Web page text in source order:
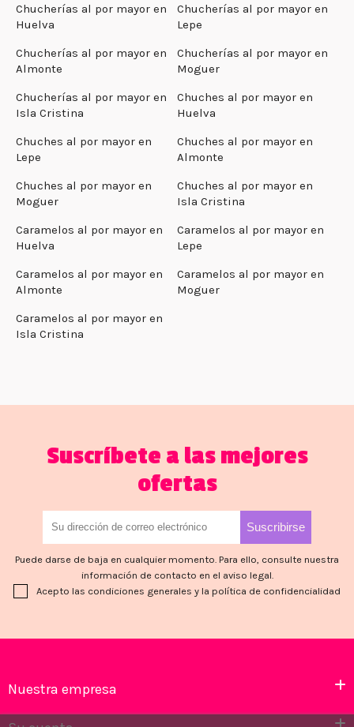
Chucherías al por mayor en
Huelva
Chucherías al por mayor en
Lepe
Chucherías al por mayor en
Almonte
Chucherías al por mayor en
Moguer
Chucherías al por mayor en
Isla Cristina
Chuches al por mayor en
Huelva
Chuches al por mayor en
Lepe
Chuches al por mayor en
Almonte
Chuches al por mayor en
Moguer
Chuches al por mayor en
Isla Cristina
Caramelos al por mayor en
Huelva
Caramelos al por mayor en
Lepe
Caramelos al por mayor en
Almonte
Caramelos al por mayor en
Moguer
Caramelos al por mayor en
Isla Cristina
Suscríbete a las mejores
ofertas
Puede darse de baja en cualquier momento. Para ello, consulte nuestra
información de contacto en el aviso legal.
Acepto las condiciones generales y la política de confidencialidad
Nuestra empresa